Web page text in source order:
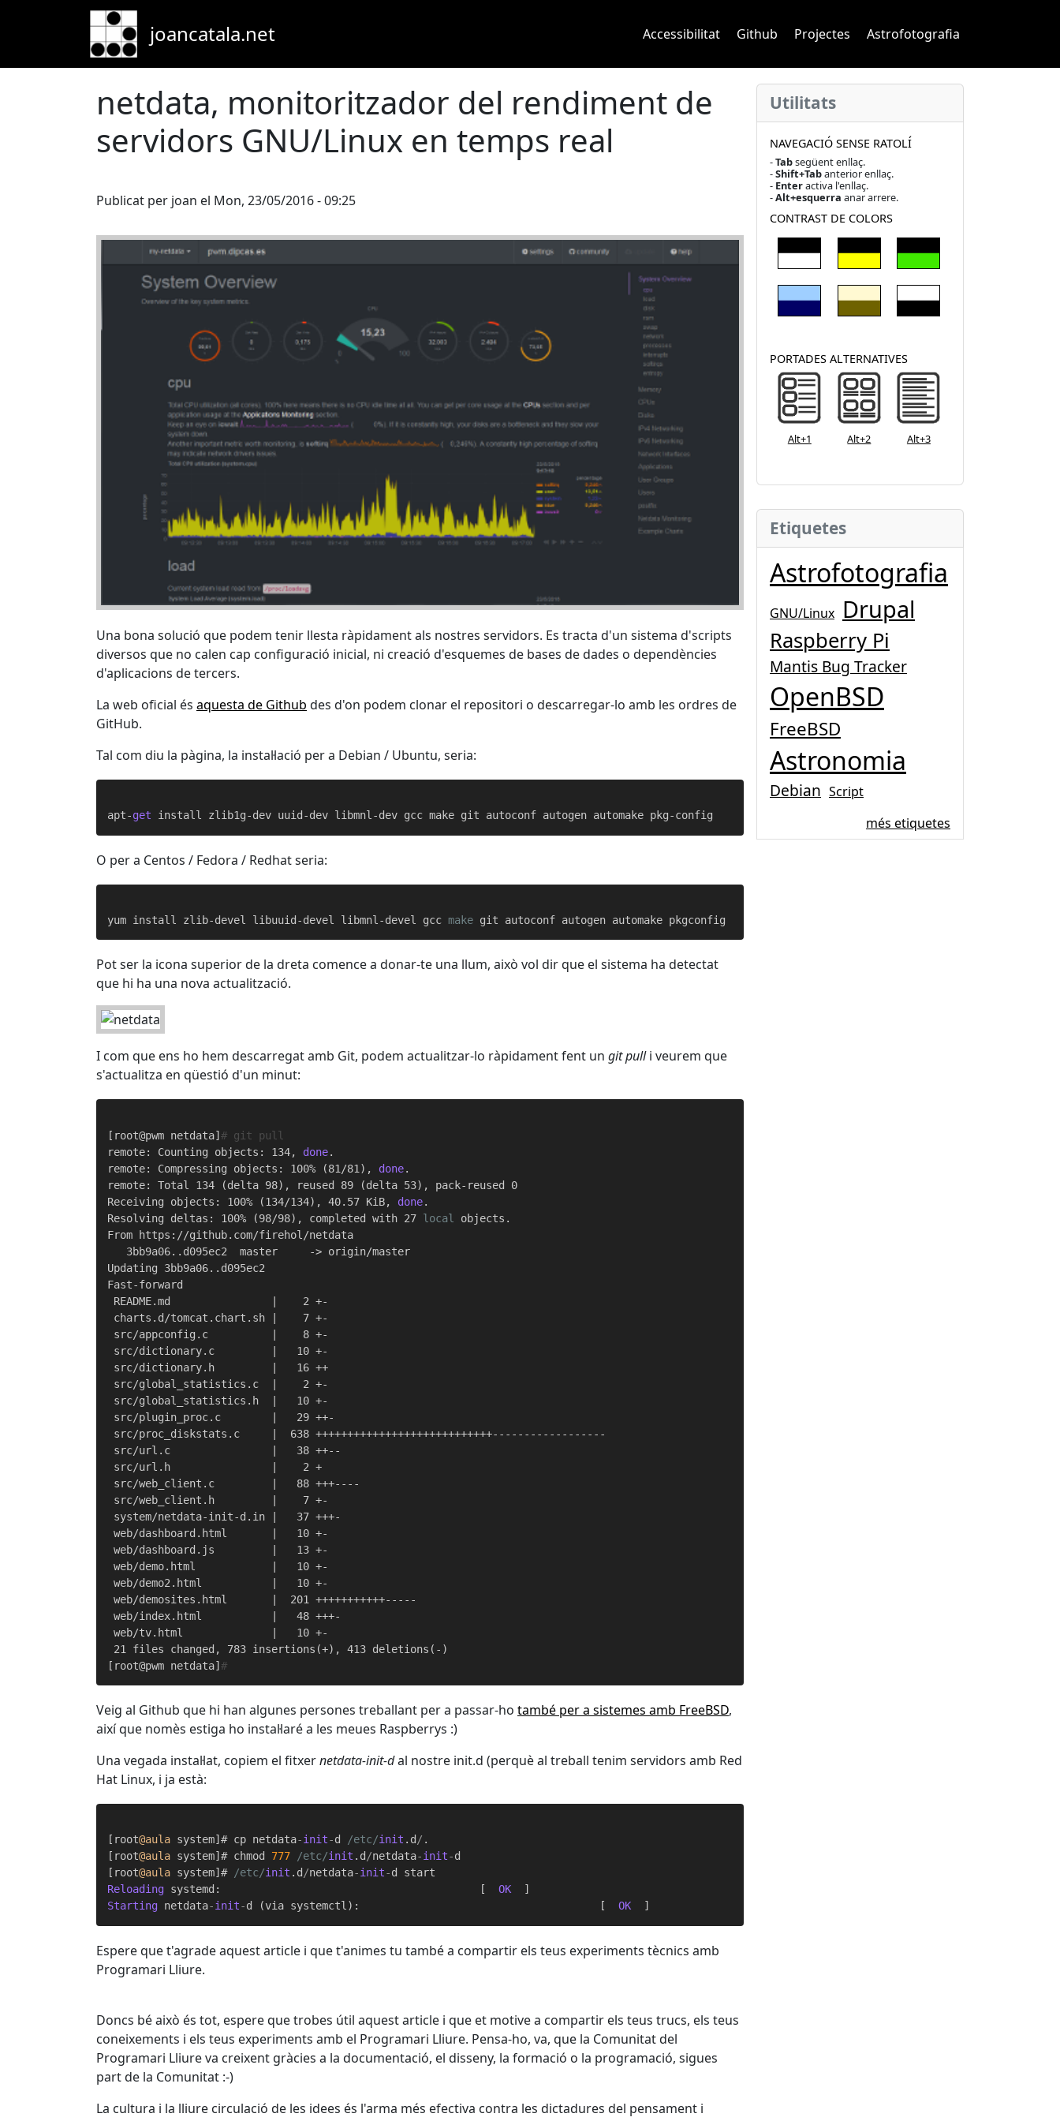
Skip to main content
joancatala.net Main navigation
Accessibilitat Github Projectes Astrofotografia
netdata, monitoritzador del rendiment de
servidors GNU/Linux en temps real
Publicat per joan el Mon, 23/05/2016 - 09:25
Una bona solució que podem tenir llesta ràpidament als nostres servidors. Es tracta d'un sistema d'scripts
diversos que no calen cap configuració inicial, ni creació d'esquemes de bases de dades o dependències
d'aplicacions de tercers.
La web oficial és aquesta de Github des d'on podem clonar el repositori o descarregar-lo amb les ordres de
GitHub.
Tal com diu la pàgina, la instal·lació per a Debian / Ubuntu, seria:
apt-get
O per a Centos / Fedora / Redhat seria:
yum install zlib-devel libuuid-devel libmnl-devel gcc make
Pot ser la icona superior de la dreta comence a donar-te una llum, això vol dir que el sistema ha detectat
que hi ha una nova actualització.
I com que ens ho hem descarregat amb Git, podem actualitzar-lo ràpidament fent un git pulli veurem que
s'actualitza en qüestió d'un minut:
[root@pwm netdata]# git pull
remote: Counting objects: 134, done.
remote: Compressing objects: 100% (81/81), done.
remote: Total 134 (delta 98), reused 89 (delta 53), pack-reused 0
Receiving objects: 100% (134/134), 40.57 KiB, done.
Resolving deltas: 100% (98/98), completed with 27 local
objects.
From https://github.com/firehol/netdata
   3bb9a06..d095ec2  master     -> origin/master
Updating 3bb9a06..d095ec2
Fast-forward
README.md                |    2 +-
charts.d/tomcat.chart.sh |    7 +-
src/appconfig.c          |    8 +-
src/dictionary.c         |   10 +-
src/dictionary.h         |   16 ++
src/global_statistics.c  |    2 +-
src/global_statistics.h  |   10 +-
src/plugin_proc.c        |   29 ++-
src/proc_diskstats.c     |  638 ++++++++++++++++++++++++++++------------------
src/url.c                |   38 ++--
src/url.h                |    2 +
src/web_client.c         |   88 +++----
src/web_client.h         |    7 +-
system/netdata-init-d.in |   37 +++-
web/dashboard.html       |   10 +-
web/dashboard.js         |   13 +-
web/demo.html            |   10 +-
web/demo2.html           |   10 +-
web/demosites.html       |  201 +++++++++++-----
web/index.html           |   48 +++-
web/tv.html              |   10 +-
21 files changed, 783 insertions(+), 413 deletions(-)
[root@pwm netdata]#
Veig al Github que hi han algunes persones treballant per a passar-ho també per a sistemes amb FreeBSD,
així que nomès estiga ho instal·laré a les meues Raspberrys :)
Una vegada instal·lat, copiem el fitxernetdata-init-dal nostre init.d (perquè al treball tenim servidors amb Red
Hat Linux, i ja està:
[root@aula system]# cp netdata-init-d /etc/init .d / .
[root@aula system]# chmod 777 /etc/init .d /netdata-init-d
[root@aula system]# /etc/init .d /netdata-init-
Reloading systemd:                                         [ OK
Starting netdata-init-d (via systemctl):                                      [ OK
Espere que t'agrade aquest article i que t'animes tu també a compartir els teus experiments tècnics amb
Programari Lliure.
Doncs bé això és tot, espere que trobes útil aquest article i que et motive a compartir els teus trucs, els teus
coneixements i els teus experiments amb el Programari Lliure. Pensa-ho, va, que la Comunitat del
Programari Lliure va creixent gràcies a la documentació, el disseny, la formació o la programació, sigues
part de la Comunitat :-)
La cultura i la lliure circulació de les idees és l'arma més efectiva contra les dictadures del pensament i
Utilitats
NAVEGACIÓ SENSE RATOLÍ
-Tabsegüent enllaç.
-Shift+Tabanterior enllaç.
- Enteractiva l'enllaç.
-Alt+esquerra anar arrere.
CONTRAST DE COLORS
PORTADES ALTERNATIVES
Alt+1 Alt+2 Alt+3
Etiquetes
Astrofotografia
GNU/Linux Drupal
Raspberry Pi
Mantis Bug Tracker
OpenBSD
FreeBSD
Astronomia
Debian Script
més etiquetes